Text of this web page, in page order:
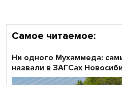
Самое читаемое:
Ни одного Мухаммеда:
назвали в ЗАГСах